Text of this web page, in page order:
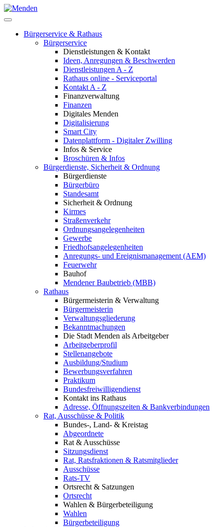
Bürgerservice & Rathaus
Bürgerservice
Dienstleistungen & Kontakt
Ideen, Anregungen & Beschwerden
Dienstleistungen A - Z
Rathaus online - Serviceportal
Kontakt A - Z
Finanzverwaltung
Finanzen
Digitales Menden
Digitalisierung
Smart City
Datenplattform - Digitaler Zwilling
Infos & Service
Broschüren & Infos
Bürgerdienste, Sicherheit & Ordnung
Bürgerdienste
Bürgerbüro
Standesamt
Sicherheit & Ordnung
Kirmes
Straßenverkehr
Ordnungsangelegenheiten
Gewerbe
Friedhofsangelegenheiten
Anregungs- und Ereignismanagement (AEM)
Feuerwehr
Bauhof
Mendener Baubetrieb (MBB)
Rathaus
Bürgermeisterin & Verwaltung
Bürgermeisterin
Verwaltungsgliederung
Bekanntmachungen
Die Stadt Menden als Arbeitgeber
Arbeitgeberprofil
Stellenangebote
Ausbildung/Studium
Bewerbungsverfahren
Praktikum
Bundesfreiwilligendienst
Kontakt ins Rathaus
Adresse, Öffnungszeiten & Bankverbindungen
Rat, Ausschüsse & Politik
Bundes-, Land- & Kreistag
Abgeordnete
Rat & Ausschüsse
Sitzungsdienst
Rat, Ratsfraktionen & Ratsmitglieder
Ausschüsse
Rats-TV
Ortsrecht & Satzungen
Ortsrecht
Wahlen & Bürgerbeteiligung
Wahlen
Bürgerbeteiligung